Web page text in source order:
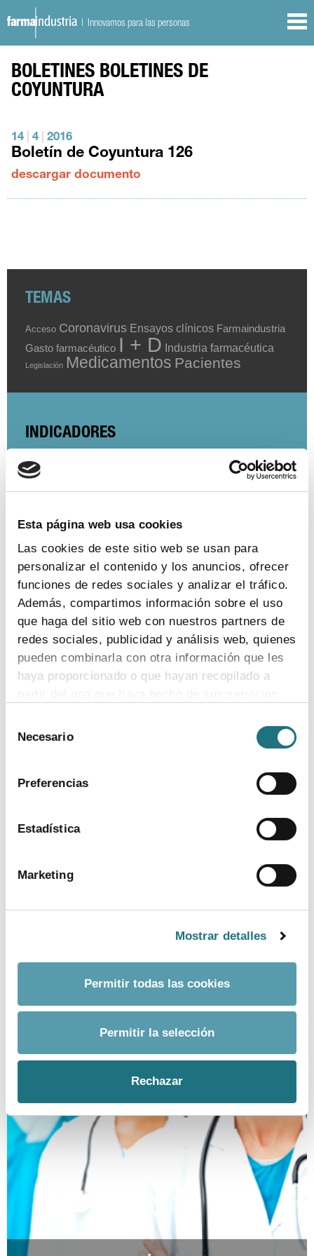
Esta página web usa cookies
Las cookies de este sitio web se usan para
personalizar el contenido y los anuncios, ofrecer
funciones de redes sociales y analizar el tráfico.
Además, compartimos información sobre el uso
que haga del sitio web con nuestros partners de
redes sociales, publicidad y análisis web, quienes
pueden combinarla con otra información que les
haya proporcionado o que hayan recopilado a
Para más información puede acceder a nuestra
Necesario
Preferencias
Estadística
Marketing
Mostrar detalles
Permitir todas las cookies
Permitir la selección
Rechazar
| Innovamos para las personas
BOLETINES BOLETINES DE
COYUNTURA
14 4 2016
Boletín de Coyuntura 126
descargar documento
TEMAS
Acceso Coronavirus Ensayos clínicos Farmaindustria
Gasto farmacéutico I + D Industria farmacéutica
Legislación Medicamentos Pacientes
INDICADORES
El valor estratégico de la industria
farmacéutica (2024)
Encuesta de empleo en la industria
ver más